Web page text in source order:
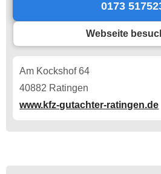
0173
Webseite
Am Kockshof 64
40882 Ratingen
www.kfz-gutachter-ratingen.de